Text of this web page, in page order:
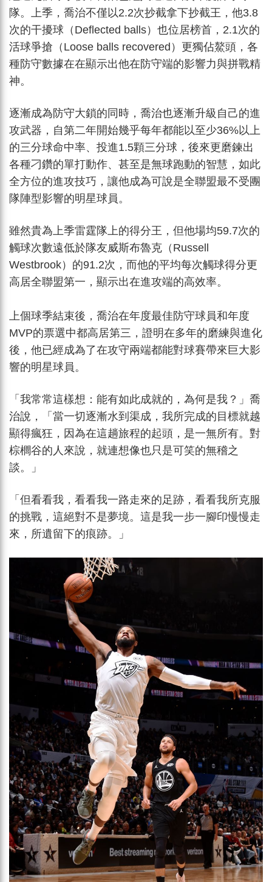
隊。上季，喬治不僅以2.2次抄截拿下抄截王，他3.8
次的干擾球（Deflected balls）也位居榜首，2.1次的
活球爭搶（Loose balls recovered）更獨佔鰲頭，各
種防守數據在在顯示出他在防守端的影響力與拼戰精
神。
逐漸成為防守大鎖的同時，喬治也逐漸升級自己的進
攻武器，自第二年開始幾乎每年都能以至少36%以上
的三分球命中率、投進1.5顆三分球，後來更磨鍊出
各種刁鑽的單打動作、甚至是無球跑動的智慧，如此
全方位的進攻技巧，讓他成為可說是全聯盟最不受團
隊陣型影響的明星球員。
雖然貴為上季雷霆隊上的得分王，但他場均59.7次的
觸球次數遠低於隊友威斯布魯克（Russell
Westbrook）的91.2次，而他的平均每次觸球得分更
高居全聯盟第一，顯示出在進攻端的高效率。
上個球季結束後，喬治在年度最佳防守球員和年度
MVP的票選中都高居第三，證明在多年的磨練與進化
後，他已經成為了在攻守兩端都能對球賽帶來巨大影
響的明星球員。
「我常常這樣想：能有如此成就的，為何是我？」喬
治說，「當一切逐漸水到渠成，我所完成的目標就越
顯得瘋狂，因為在這趟旅程的起頭，是一無所有。對
棕櫚谷的人來說，就連想像也只是可笑的無稽之
談。」
「但看看我，看看我一路走來的足跡，看看我所克服
的挑戰，這絕對不是夢境。這是我一步一腳印慢慢走
來，所遺留下的痕跡。」